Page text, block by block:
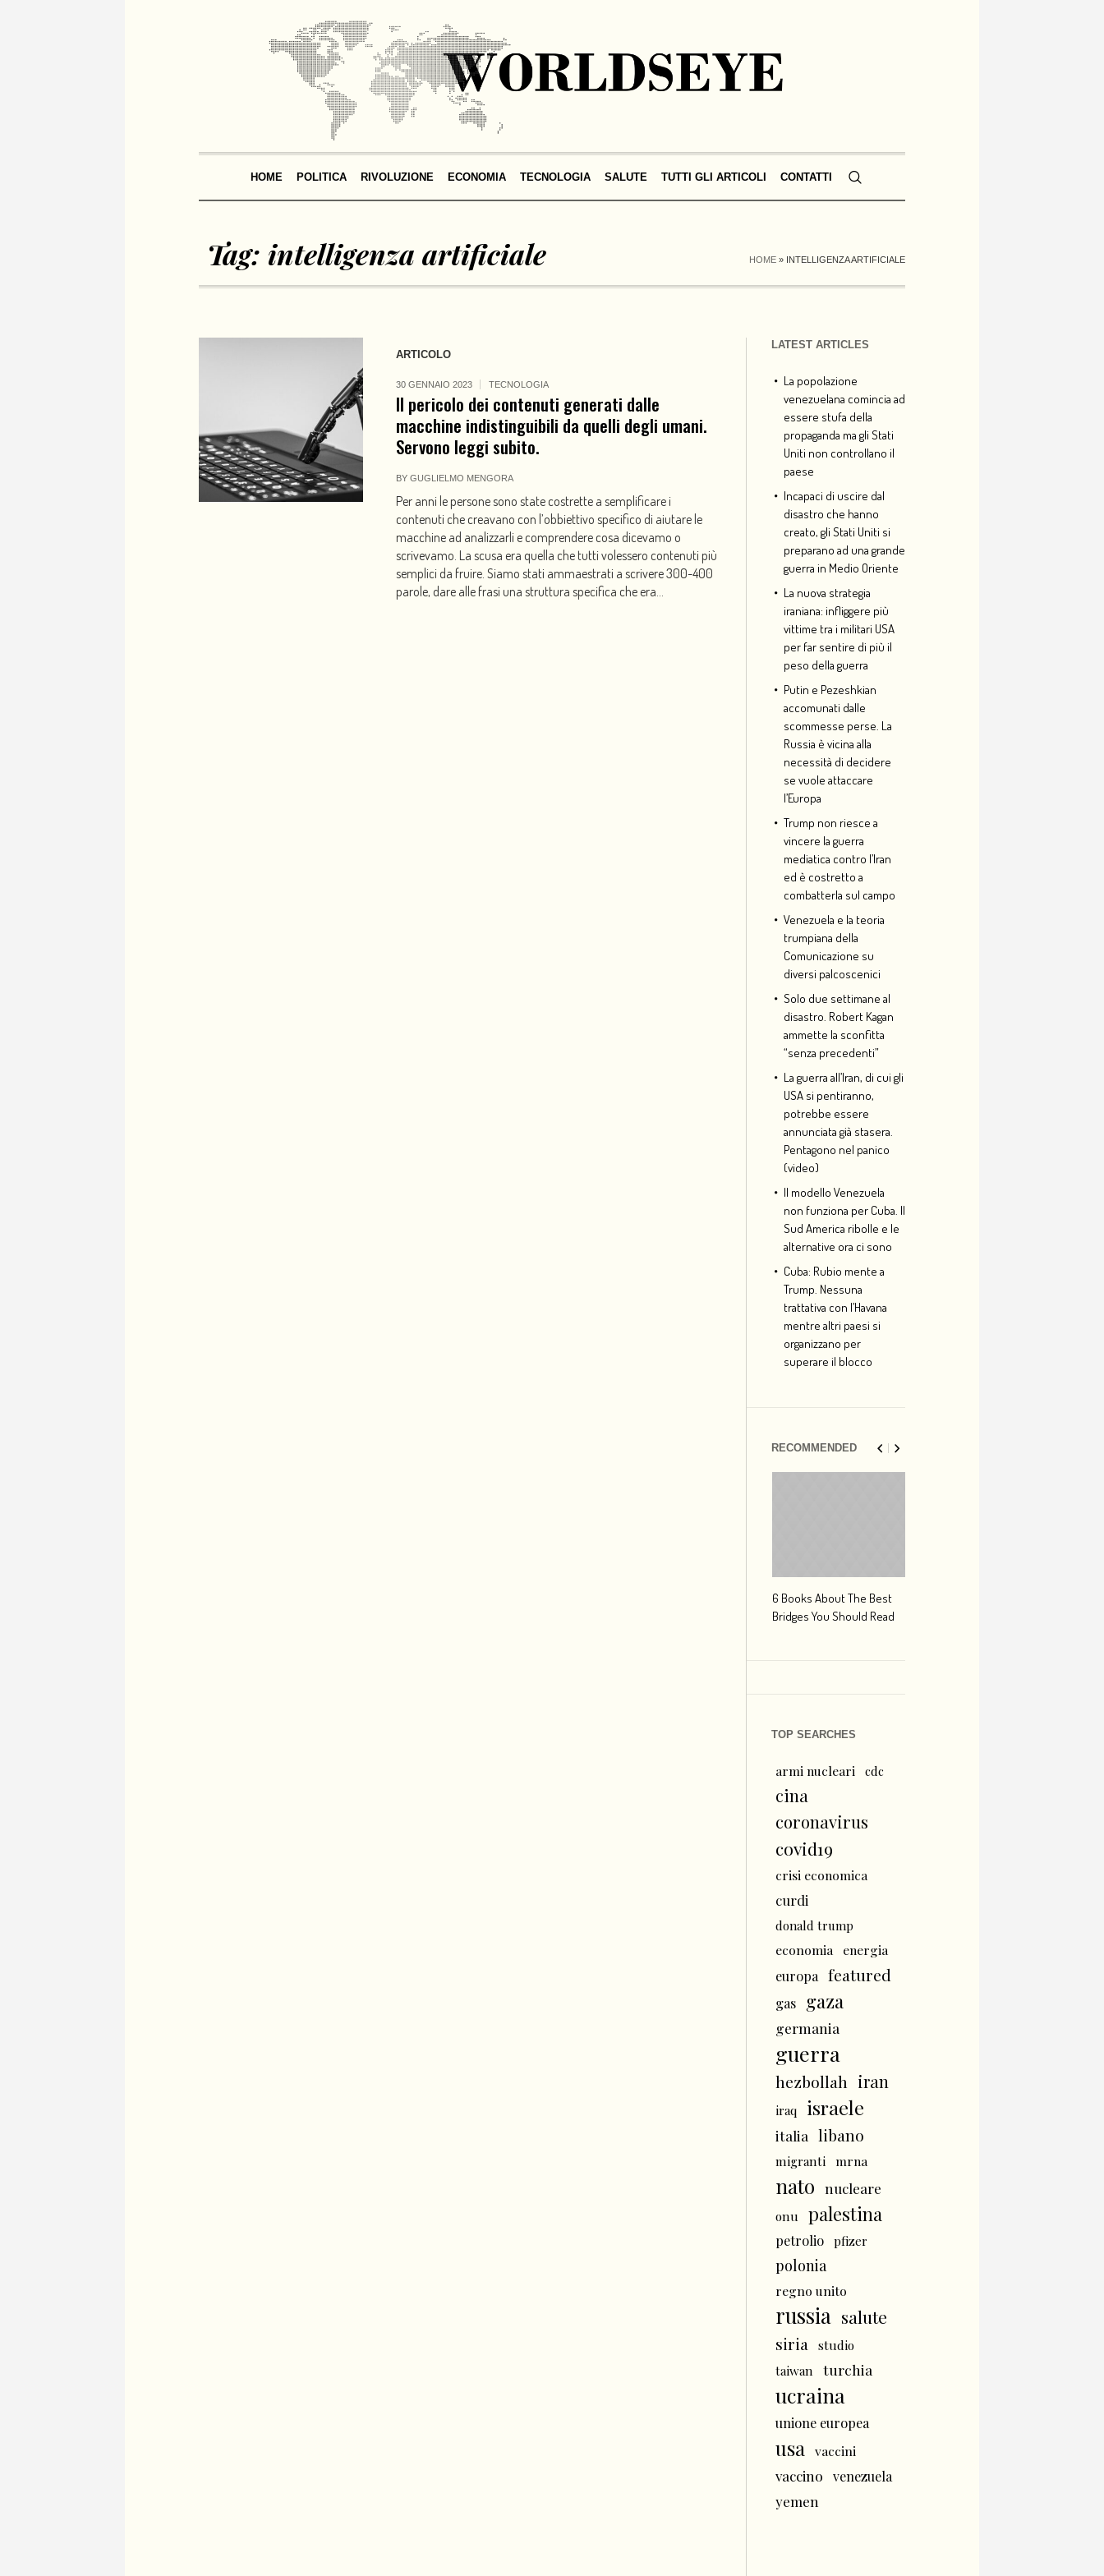
HOME POLITICA RIVOLUZIONE ECONOMIA TECNOLOGIA SALUTE TUTTI GLI ARTICOLI CONTATTI
Tag: intelligenza artificiale HOME » INTELLIGENZA ARTIFICIALE
ARTICOLO
30 GENNAIO 2023 TECNOLOGIA
Il pericolo dei contenuti generati dalle
macchine indistinguibili da quelli degli umani.
Servono leggi subito.
BY GUGLIELMO MENGORA
Per anni le persone sono state costrette a semplificare i
contenuti che creavano con l’obbiettivo specifico di aiutare le
macchine ad analizzarli e comprendere cosa dicevamo o
scrivevamo. La scusa era quella che tutti volessero contenuti più
semplici da fruire. Siamo stati ammaestrati a scrivere 300-400
parole, dare alle frasi una struttura specifica che era...
LATEST ARTICLES
La popolazione
venezuelana comincia ad
essere stufa della
propaganda ma gli Stati
Uniti non controllano il
paese
Incapaci di uscire dal
disastro che hanno
creato, gli Stati Uniti si
preparano ad una grande
guerra in Medio Oriente
La nuova strategia
iraniana: infliggere più
vittime tra i militari USA
per far sentire di più il
peso della guerra
Putin e Pezeshkian
accomunati dalle
scommesse perse. La
Russia è vicina alla
necessità di decidere
se vuole attaccare
l’Europa
Trump non riesce a
vincere la guerra
mediatica contro l’Iran
ed è costretto a
combatterla sul campo
Venezuela e la teoria
trumpiana della
Comunicazione su
diversi palcoscenici
Solo due settimane al
disastro. Robert Kagan
ammette la sconfitta
“senza precedenti”
La guerra all’Iran, di cui gli
USA si pentiranno,
potrebbe essere
annunciata già stasera.
Pentagono nel panico
(video)
Il modello Venezuela
non funziona per Cuba. Il
Sud America ribolle e le
alternative ora ci sono
Cuba: Rubio mente a
Trump. Nessuna
trattativa con l’Havana
mentre altri paesi si
organizzano per
superare il blocco
RECOMMENDED
6 Books About The Best
Bridges You Should Read
TOP SEARCHES
armi nucleari cdc
cina
coronavirus
covid19
crisi economica
curdi
donald trump
economia
energia
europa
featured
gas gaza
germania
guerra
hezbollah iran
iraq israele
italia libano
migranti mrna
nato nucleare
onu palestina
petrolio pfizer
polonia
regno unito
russia salute
siria
studio
taiwan
turchia
ucraina
unione europea
usa vaccini
vaccino venezuela
yemen